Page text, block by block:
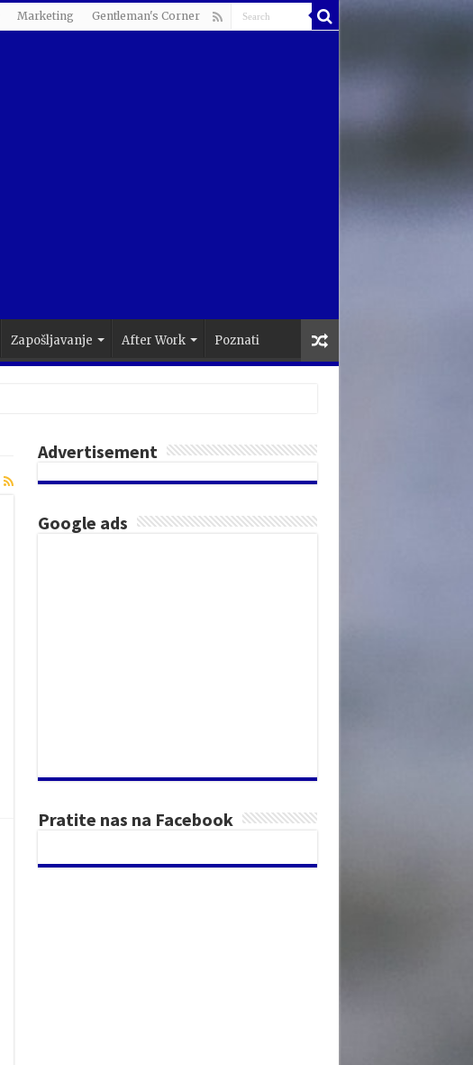
Marketing Gentleman's Corner
Zapošljavanje After Work Poznati
Advertisement
Google ads
Pratite nas na Facebook